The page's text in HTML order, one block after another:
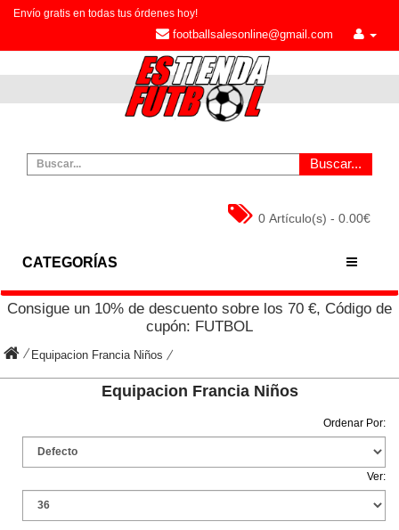
Envío gratis en todas tus órdenes hoy!
footballsalesonline@gmail.com
Buscar...
0 Artículo(s) - 0.00€
CATEGORÍAS
Consigue un 10% de descuento sobre los 70 €, Código de
cupón: FUTBOL
Equipacion Francia Niños
Equipacion Francia Niños
Ordenar Por:
Ver: